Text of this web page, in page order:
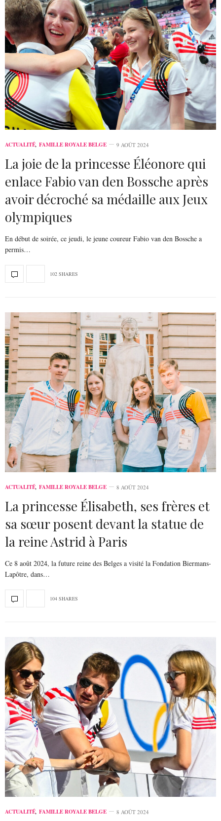
ACTUALITÉ, FAMILLE ROYALE BELGE 9 AOÛT 2024
La joie de la princesse Éléonore qui
enlace Fabio van den Bossche après
avoir décroché sa médaille aux Jeux
olympiques
En début de soirée, ce jeudi, le jeune coureur Fabio van den Bossche a
permis…
102 SHARES
ACTUALITÉ, FAMILLE ROYALE BELGE 8 AOÛT 2024
La princesse Élisabeth, ses frères et
sa sœur posent devant la statue de
la reine Astrid à Paris
Ce 8 août 2024, la future reine des Belges a visité la Fondation Biermans-
Lapôtre, dans…
104 SHARES
ACTUALITÉ, FAMILLE ROYALE BELGE 8 AOÛT 2024